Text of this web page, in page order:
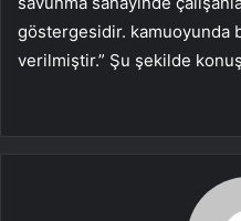
göstergesidir.
verilmiştir.” Şu şekilde